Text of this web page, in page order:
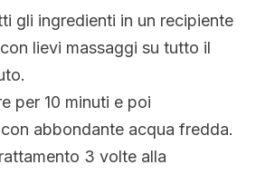
gli ingredienti in un recipiente
lievi massaggi su tutto il
per 10 minuti e poi
abbondante acqua fredda.
3 volte alla